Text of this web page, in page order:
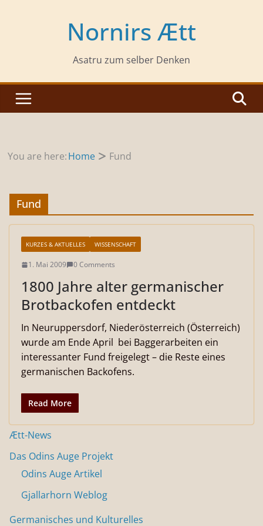
Nornirs Ætt
Asatru zum selber Denken
You are here:Home Fund
Fund
KURZES & AKTUELLES WISSENSCHAFT
1. Mai 2009 0 Comments
1800 Jahre alter germanischer
Brotbackofen entdeckt
In Neuruppersdorf, Niederösterreich (Österreich)
wurde am Ende April bei Baggerarbeiten ein
interessanter Fund freigelegt – die Reste eines
germanischen Backofens.
Read More
Ætt-News
Das Odins Auge Projekt
Odins Auge Artikel
Gjallarhorn Weblog
Germanisches und Kulturelles